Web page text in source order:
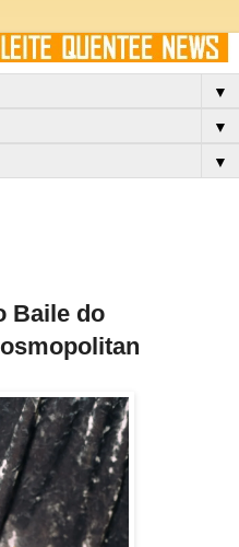
▼
▼
▼
Baile do